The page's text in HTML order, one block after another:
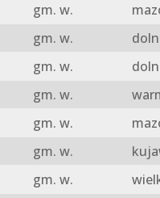
gm. w.
gm. w.
gm. w.
gm. w.
gm. w.
gm. w.
gm. w.